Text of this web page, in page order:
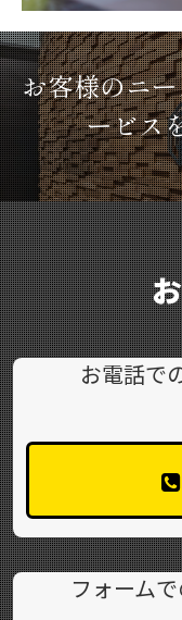
お客様のニ
ービス
お電話で
フォーム